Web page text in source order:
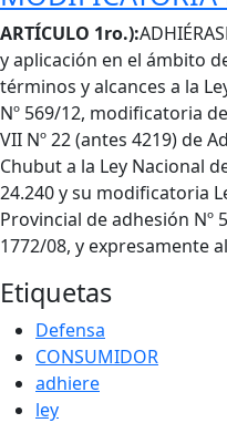
Cuerpo
ARTÍCULO 1ro.):
y aplicación en el ámbito
términos y alcances a la
Nº 569/12, modificatoria
VII Nº 22 (antes 4219) de
Chubut a la Ley Nacional
24.240 y su modificatoria
Provincial de adhesión Nº
1772/08, y expresamente
Etiquetas
Defensa
CONSUMIDOR
adhiere
ley